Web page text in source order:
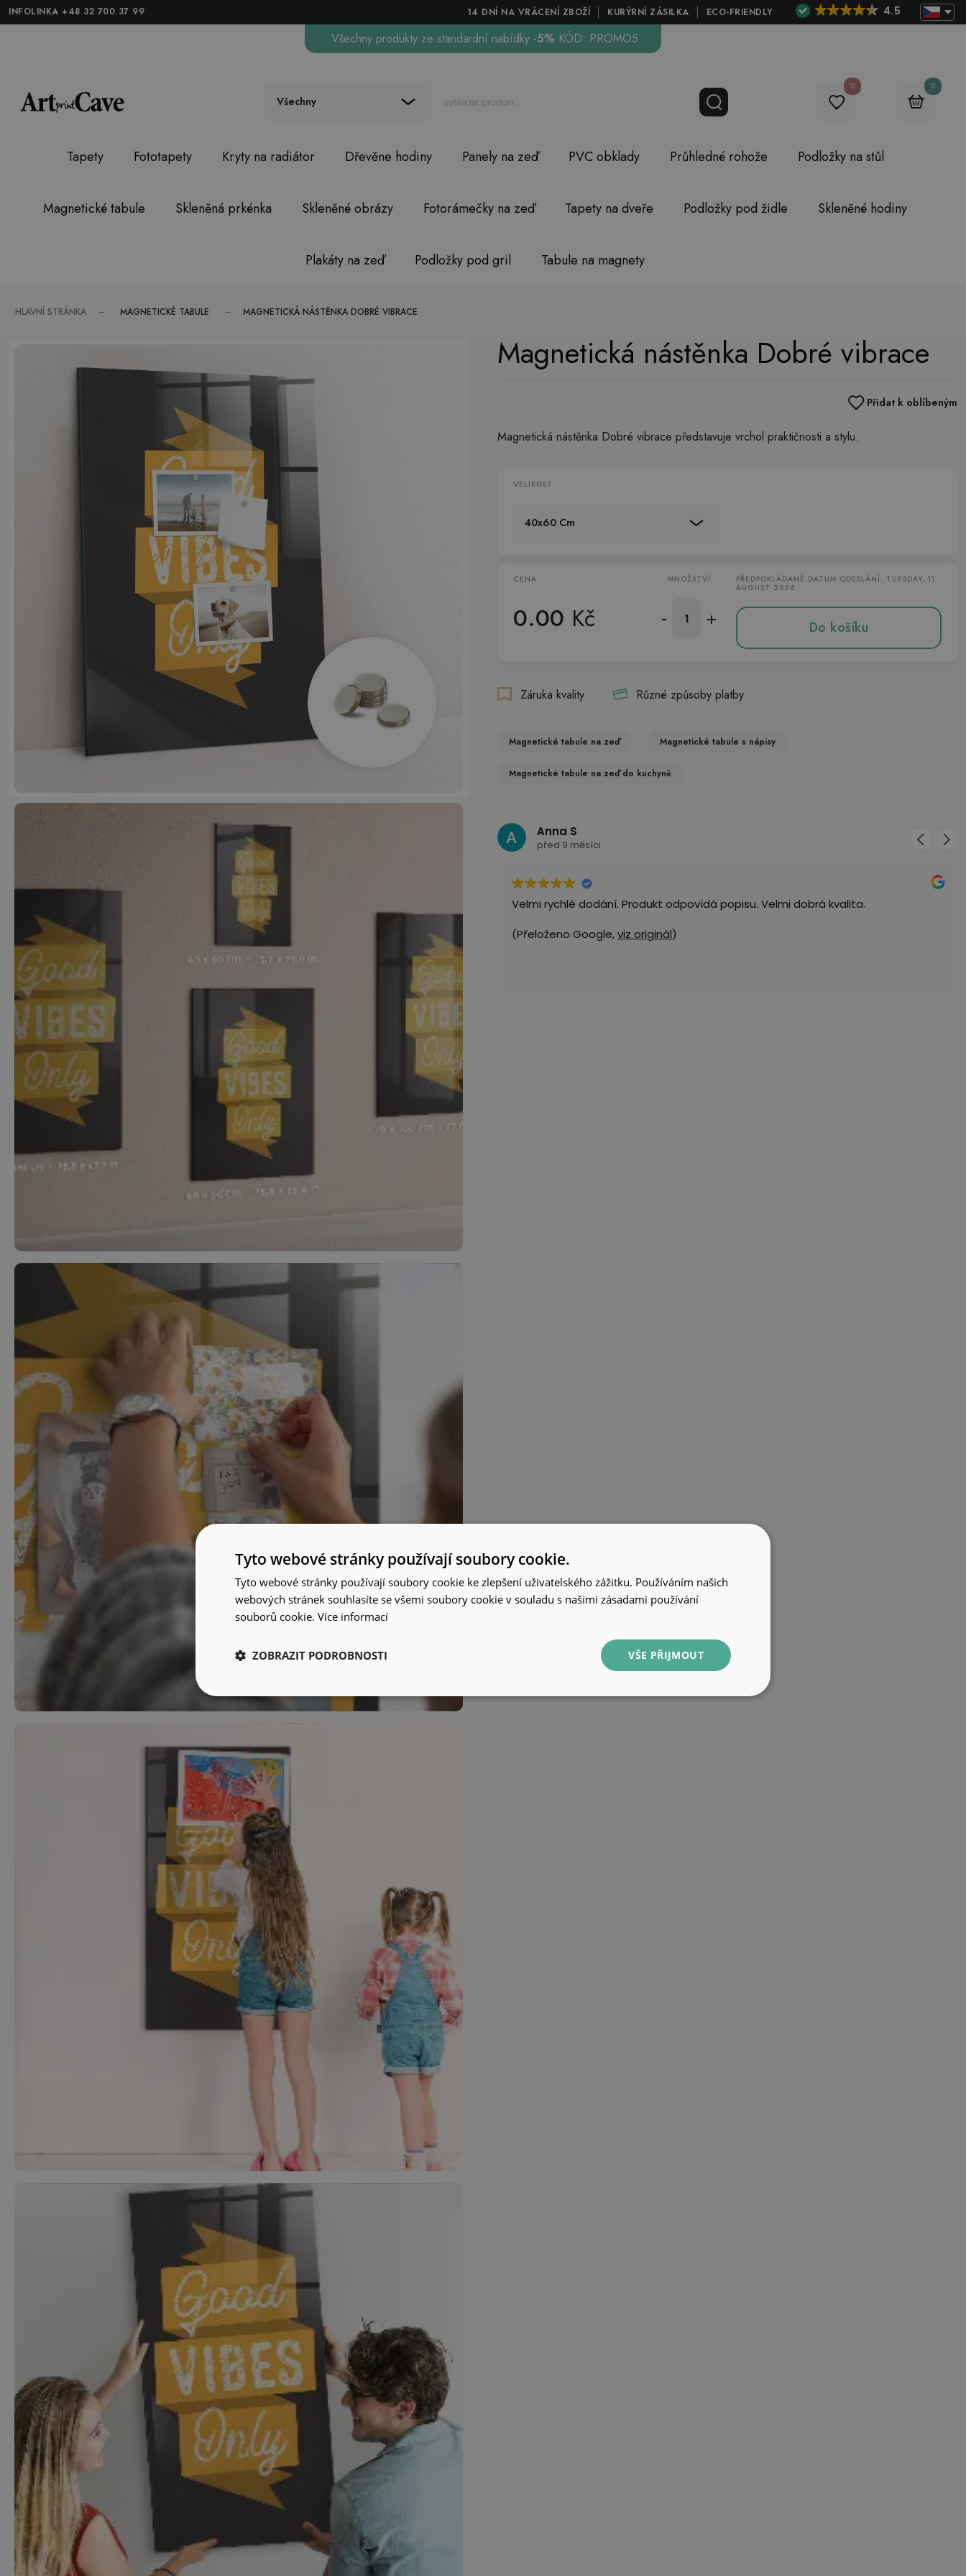
INFOLINKA +48 32 700 37 99 14 DNÍ NA VRÁCENÍ ZBOŽÍ KURÝRNÍ ZÁSILKA ECO-FRIENDLY 4.5
Všechny produkty ze standardní nabídky -5% KÓD: PROMO5
Všechny
0 0
Tapety Fototapety Kryty na radiátor Dřevěne hodiny Panely na zeď PVC obklady Průhledné rohože Podložky na stůl
Magnetické tabule Skleněná prkénka Skleněné obrázy Fotorámečky na zeď Tapety na dveře Podložky pod židle Skleněné hodiny
Plakáty na zeď Podložky pod gril Tabule na magnety
HLAVNÍ STRÁNKA MAGNETICKÉ TABULE MAGNETICKÁ NÁSTĚNKA DOBRÉ VIBRACE
Magnetická nástěnka Dobré vibrace
Přidat k oblíbeným
Magnetická nástěnka Dobré vibrace představuje vrchol praktičnosti a stylu.
VELIKOST
40x60 Cm
CENA
0.00 Kč
MNOŽSTVÍ
- +
PŘEDPOKLÁDANÉ DATUM ODESLÁNÍ: TUESDAY, 11
AUGUST 2026
Do košíku
Záruka kvality Různé způsoby platby
Magnetické tabule na zeď Magnetické tabule s nápisy
Magnetické tabule na zeď do kuchyně
(Přeloženo Google,
Anna S
před 9 měsíci
Velmi rychlé dodání. Produkt odpovídá popisu. Velmi dobrá kvalita.
(Přeloženo Google,viz originál)
Tyto webové stránky používají soubory cookie.
Tyto webové stránky používají soubory cookie ke zlepšení uživatelského zážitku. Používáním našich
webových stránek souhlasíte se všemi soubory cookie v souladu s našimi zásadami používání
souborů cookie. Více informací
VŠE PŘIJMOUT
ZOBRAZIT PODROBNOSTI